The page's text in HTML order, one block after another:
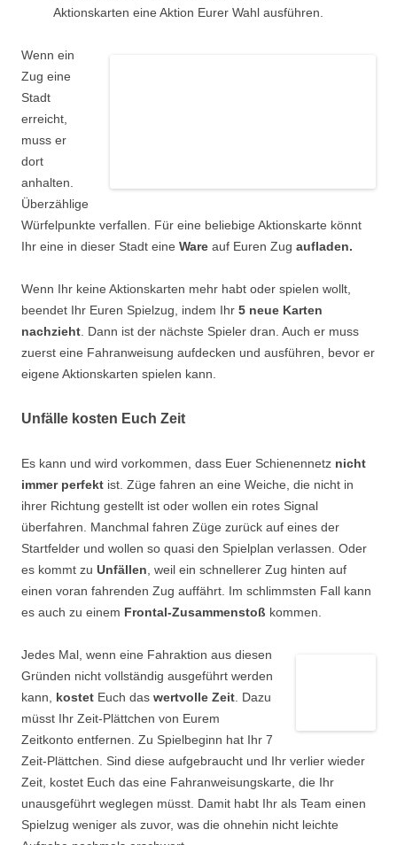
Aktionskarten eine Aktion Eurer Wahl ausführen.
Wenn ein
Zug eine
Stadt
erreicht,
muss er
dort
anhalten.
Überzählige
Würfelpunkte verfallen. Für eine beliebige Aktionskarte könnt
Ihr eine in dieser Stadt eine Ware auf Euren Zug aufladen.
Wenn Ihr keine Aktionskarten mehr habt oder spielen wollt,
beendet Ihr Euren Spielzug, indem Ihr 5 neue Karten
nachzieht. Dann ist der nächste Spieler dran. Auch er muss
zuerst eine Fahranweisung aufdecken und ausführen, bevor er
eigene Aktionskarten spielen kann.
Unfälle kosten Euch Zeit
Es kann und wird vorkommen, dass Euer Schienennetz nicht
immer perfekt ist. Züge fahren an eine Weiche, die nicht in
ihrer Richtung gestellt ist oder wollen ein rotes Signal
überfahren. Manchmal fahren Züge zurück auf eines der
Startfelder und wollen so quasi den Spielplan verlassen. Oder
es kommt zu Unfällen, weil ein schnellerer Zug hinten auf
einen voran fahrenden Zug auffährt. Im schlimmsten Fall kann
es auch zu einem Frontal-Zusammenstoß kommen.
Jedes Mal, wenn eine Fahraktion aus diesen
Gründen nicht vollständig ausgeführt werden
kann, kostet Euch das wertvolle Zeit. Dazu
müsst Ihr Zeit-Plättchen von Eurem
Zeitkonto entfernen. Zu Spielbeginn hat Ihr 7
Zeit-Plättchen. Sind diese aufgebraucht und Ihr verlier wieder
Zeit, kostet Euch das eine Fahranweisungskarte, die Ihr
unausgeführt weglegen müsst. Damit habt Ihr als Team einen
Spielzug weniger als zuvor, was die ohnehin nicht leichte